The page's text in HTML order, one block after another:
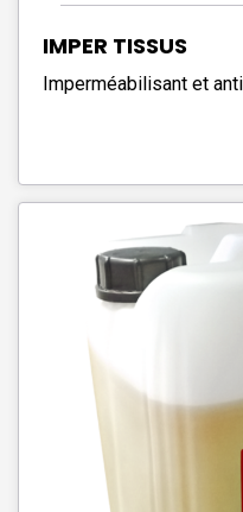
IMPER TISSUS
Imperméabilisant et